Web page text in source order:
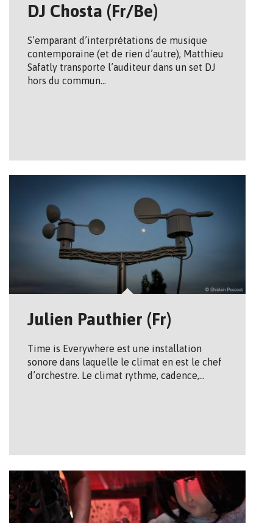
DJ Chosta (Fr/Be)
S’emparant d’interprétations de musique
contemporaine (et de rien d’autre), Matthieu
Safatly transporte l’auditeur dans un set DJ
hors du commun…
Julien Pauthier (Fr)
Time is Everywhere est une installation
sonore dans laquelle le climat en est le chef
d’orchestre. Le climat rythme, cadence,…